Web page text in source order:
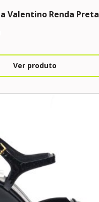
Valentino Renda Preta
Ver produto